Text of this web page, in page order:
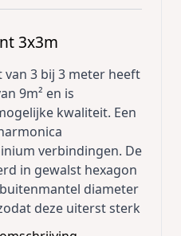
3x3m
van 3 bij 3 meter heeft
9m² en is
kwaliteit. Een
verbindingen. De
in gewalst hexagon
diameter
deze uiterst sterk
eronder staat